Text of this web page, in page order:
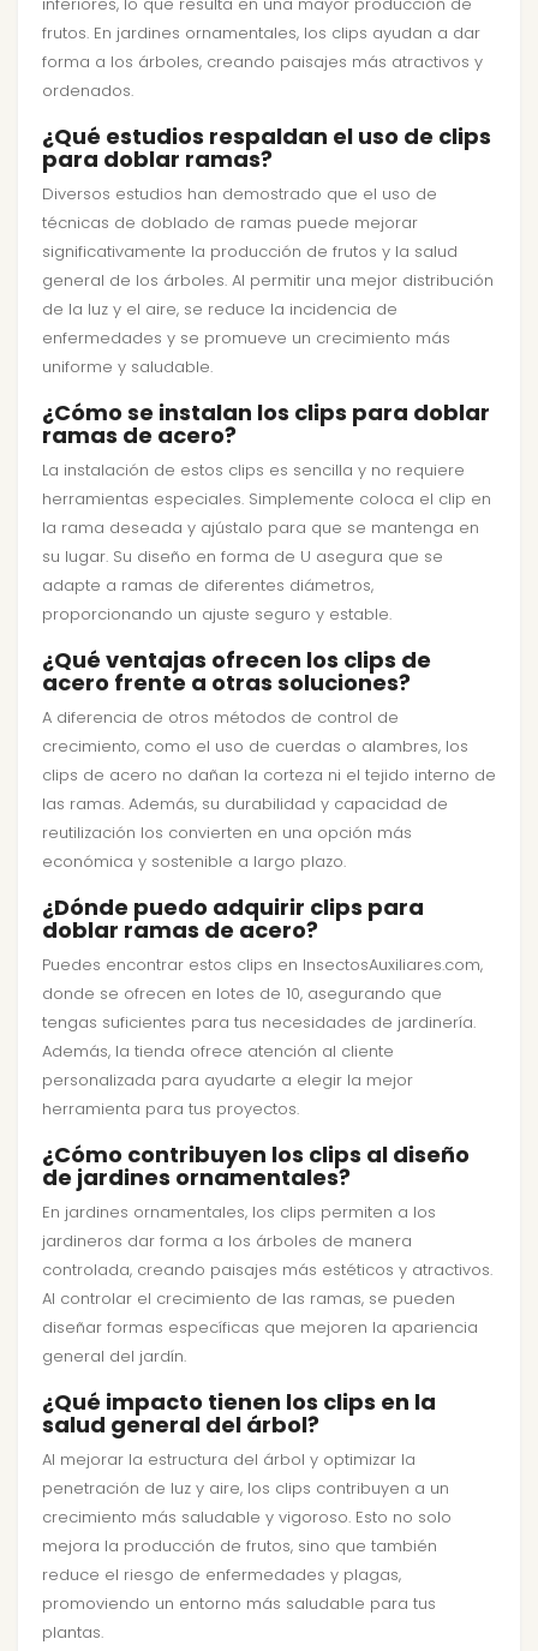
frutos. En jardines ornamentales, los clips ayudan a dar
forma a los árboles, creando paisajes más atractivos y
ordenados.
¿Qué estudios respaldan el uso de clips
para doblar ramas?
Diversos estudios han demostrado que el uso de
técnicas de doblado de ramas puede mejorar
significativamente la producción de frutos y la salud
general de los árboles. Al permitir una mejor distribución
de la luz y el aire, se reduce la incidencia de
enfermedades y se promueve un crecimiento más
uniforme y saludable.
¿Cómo se instalan los clips para doblar
ramas de acero?
La instalación de estos clips es sencilla y no requiere
herramientas especiales. Simplemente coloca el clip en
la rama deseada y ajústalo para que se mantenga en
su lugar. Su diseño en forma de U asegura que se
adapte a ramas de diferentes diámetros,
proporcionando un ajuste seguro y estable.
¿Qué ventajas ofrecen los clips de
acero frente a otras soluciones?
A diferencia de otros métodos de control de
crecimiento, como el uso de cuerdas o alambres, los
clips de acero no dañan la corteza ni el tejido interno de
las ramas. Además, su durabilidad y capacidad de
reutilización los convierten en una opción más
económica y sostenible a largo plazo.
¿Dónde puedo adquirir clips para
doblar ramas de acero?
Puedes encontrar estos clips en InsectosAuxiliares.com,
donde se ofrecen en lotes de 10, asegurando que
tengas suficientes para tus necesidades de jardinería.
Además, la tienda ofrece atención al cliente
personalizada para ayudarte a elegir la mejor
herramienta para tus proyectos.
¿Cómo contribuyen los clips al diseño
de jardines ornamentales?
En jardines ornamentales, los clips permiten a los
jardineros dar forma a los árboles de manera
controlada, creando paisajes más estéticos y atractivos.
Al controlar el crecimiento de las ramas, se pueden
diseñar formas específicas que mejoren la apariencia
general del jardín.
¿Qué impacto tienen los clips en la
salud general del árbol?
Al mejorar la estructura del árbol y optimizar la
penetración de luz y aire, los clips contribuyen a un
crecimiento más saludable y vigoroso. Esto no solo
mejora la producción de frutos, sino que también
reduce el riesgo de enfermedades y plagas,
promoviendo un entorno más saludable para tus
plantas.